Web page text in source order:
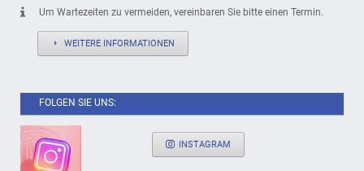
Um Wartezeiten zu vermeiden, vereinbaren Sie bitte einen Termin.
WEITERE INFORMATIONEN
FOLGEN SIE UNS:
INSTAGRAM